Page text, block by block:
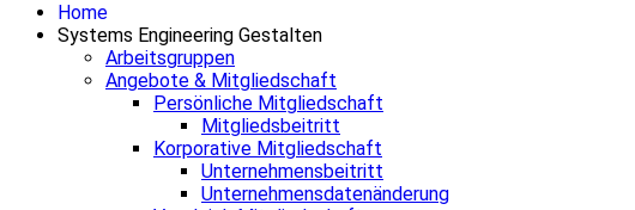
Home
Systems Engineering Gestalten
Arbeitsgruppen
Angebote & Mitgliedschaft
Persönliche Mitgliedschaft
Mitgliedsbeitritt
Korporative Mitgliedschaft
Unternehmensbeitritt
Unternehmensdatenänderung